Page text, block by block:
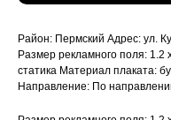
Район: Пермский Адрес: ул.
Размер рекламного поля: 1.2
статика Материал плаката:
Направление: По